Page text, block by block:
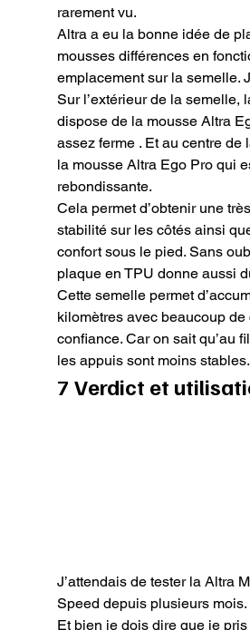
rarement vu.
Altra a eu la bonne idée de
mousses différences en
emplacement sur la semelle.
Sur l’extérieur de la semelle,
dispose de la mousse Altra
assez ferme . Et au centre de
la mousse Altra Ego Pro qui
rebondissante.
Cela permet d’obtenir une
stabilité sur les côtés ainsi
confort sous le pied. Sans
plaque en TPU donne aussi
Cette semelle permet
kilomètres avec beaucoup de
confiance. Car on sait qu’au
les appuis sont moins stables.
7 Verdict et
J’attendais de tester la Altra
Speed depuis plusieurs mois.
Et bien je dois dire que je